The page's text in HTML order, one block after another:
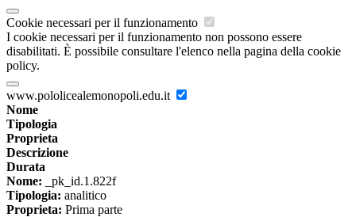
Cookie necessari per il funzionamento
I cookie necessari per il funzionamento non possono essere
disabilitati. È possibile consultare l'elenco nella pagina della cookie
policy.
www.pololicealemonopoli.edu.it
Nome
Tipologia
Proprieta
Descrizione
Durata
Nome: _pk_id.1.822f
Tipologia: analitico
Proprieta: Prima parte